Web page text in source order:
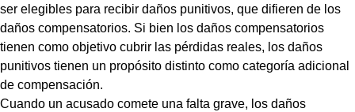
ser elegibles para recibir daños punitivos, que difieren de los
daños compensatorios. Si bien los daños compensatorios
tienen como objetivo cubrir las pérdidas reales, los daños
punitivos tienen un propósito distinto como categoría adicional
de compensación.
Cuando un acusado comete una falta grave, los daños